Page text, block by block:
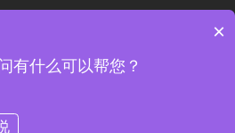
37号-2
×
有什么可以帮您？